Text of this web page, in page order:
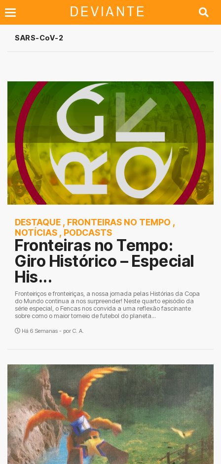
SARS-CoV-2
DESTAQUE , FRONTEIRAS NO TEMPO ,
NOTÍCIAS , PODCASTS
Fronteiras no Tempo:
Giro Histórico – Especial
His...
Fronteiriços e fronteiriças, a nossa jornada pelas Histórias da Copa
do Mundo continua a nos surpreender! Neste quarto episódio da
série especial, o Fencas nos convida a uma reflexão fascinante
sobre como o maior torneio de futebol do planeta...
Há 6 Semanas - por C. A.